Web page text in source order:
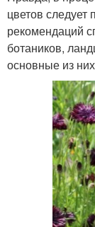
цветов следует
рекомендаций
ботаников,
основные из